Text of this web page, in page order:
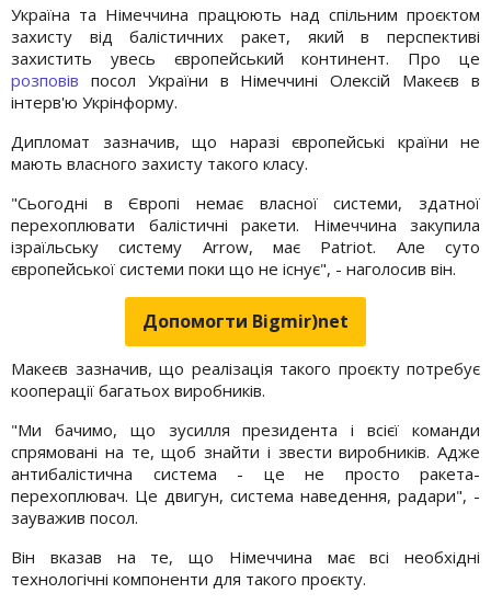
Україна та Німеччина працюють над спільним проєктом
захисту від балістичних ракет, який в перспективі
захистить увесь європейський континент. Про це
розповів посол України в Німеччині Олексій Макеєв в
інтерв'ю Укрінформу.
Дипломат зазначив, що наразі європейські країни не
мають власного захисту такого класу.
"Сьогодні в Європі немає власної системи, здатної
перехоплювати балістичні ракети. Німеччина закупила
ізраїльську систему Arrow, має Patriot. Але суто
європейської системи поки що не існує", - наголосив він.
Допомогти Bigmir)net
Макеєв зазначив, що реалізація такого проєкту потребує
кооперації багатьох виробників.
"Ми бачимо, що зусилля президента і всієї команди
спрямовані на те, щоб знайти і звести виробників. Адже
антибалістична система - це не просто ракета-
перехоплювач. Це двигун, система наведення, радари", -
зауважив посол.
Він вказав на те, що Німеччина має всі необхідні
технологічні компоненти для такого проєкту.